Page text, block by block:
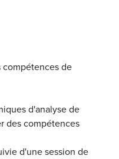
compétences de
d'analyse de
des compétences
d'une session de